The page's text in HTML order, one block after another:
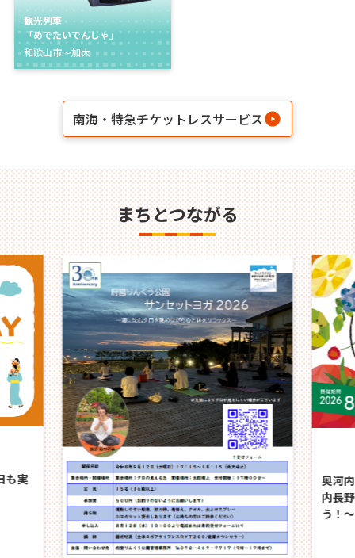
観光列車
「めでたいでんしゃ」
和歌山市～加太
南海・特急チケットレスサービス
まちとつながる
も実
奥河
内長
う！～